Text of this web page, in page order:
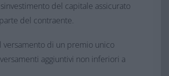
del capitale assicurato
del contraente.​
versamento di un premio unico
aggiuntivi non inferiori a